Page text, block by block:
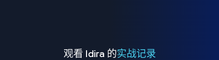
观看 Idira 的实战记录